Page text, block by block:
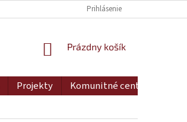
MOJA OBJEDNÁVKA
Prihlásenie
NÁKUPNÝ
Prázdny košík
Projekty Komunitné centrum